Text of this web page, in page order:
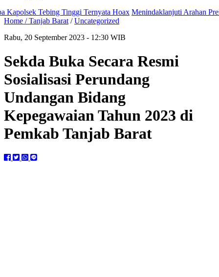
Tebing Tinggi Ternyata Hoax Menindaklanjuti Arahan
Home /Tanjab Barat /Uncategorized
Rabu, 20 September 2023 - 12:30 WIB
Sekda Buka Secara Resmi
Sosialisasi Perundang
Undangan Bidang
Kepegawaian Tahun 2023 di
Pemkab Tanjab Barat